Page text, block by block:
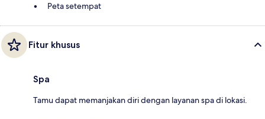
Peta setempat
Fitur khusus
Spa
Tamu dapat memanjakan diri dengan layanan spa di lokasi.